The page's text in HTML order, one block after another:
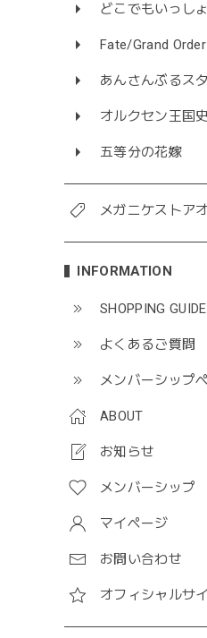
どこでもいっしょ
Fate/Grand Order
あんさんぶるス
オルクセン王国史
五等分の花嫁
メガニケストア
INFORMATION
SHOPPING GUIDE
よくあるご質問
メンバーシップ
ABOUT
お知らせ
メンバーシップ
マイページ
お問い合わせ
オフィシャルサ